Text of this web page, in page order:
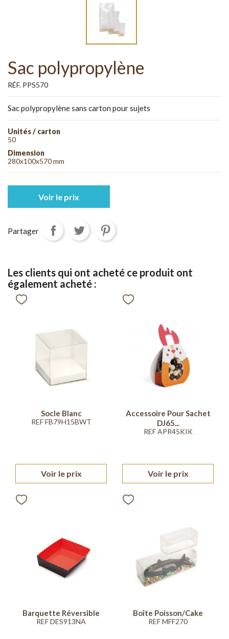
Sac polypropylène
RÉF. PPS570
Sac polypropylène sans carton pour sujets
Unités / carton
50
Dimension
280x100x570 mm
Voir le prix
Partager
Les clients qui ont acheté ce produit ont
également acheté :
Socle Blanc
REF FB79H15BWT
Voir le prix
Accessoire Pour Sachet
DJ65...
REF APR45KIK
Voir le prix
Barquette Réversible
REF DES913NA
Boîte Poisson/Cake
REF MFF270